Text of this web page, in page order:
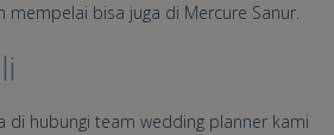
mempelai bisa juga di Mercure Sanur.
di hubungi team wedding planner kami